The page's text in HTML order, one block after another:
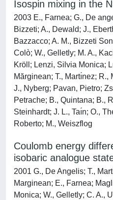
Isospin mixing in the
2003 E., Farnea; G., De
Bizzeti; A., Dewald; J.,
Bazzacco; A. M., Bizzeti
Colò; W., Gelletly; M. A.,
Kröll; Lenzi, Silvia Monica;
Mărginean; T., Martı́nez;
J., Nyberg; Pavan, Pietro;
Petrache; B., Quintana; B.,
Steinhardt; J. L., Taı́n; O.,
Roberto; M., Weiszflog
Coulomb energy
isobaric analogue
2001 G., De Angelis; T.,
Marginean; E., Farnea;
Monica; W., Gelletly; C. A.,